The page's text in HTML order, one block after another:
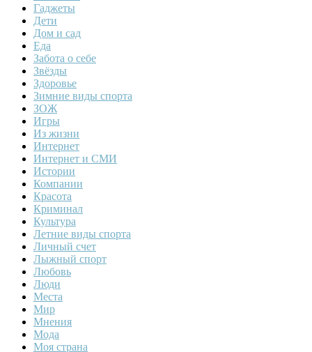
Гаджеты
Дети
Дом и сад
Еда
Забота о себе
Звёзды
Здоровье
Зимние виды спорта
ЗОЖ
Игры
Из жизни
Интернет
Интернет и СМИ
Истории
Компании
Красота
Криминал
Культура
Летние виды спорта
Личный счет
Лыжный спорт
Любовь
Люди
Места
Мир
Мнения
Мода
Моя страна